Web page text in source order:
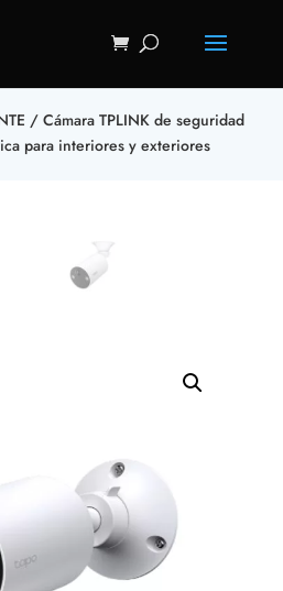
/ Cámara TPLINK de seguridad
para interiores y exteriores